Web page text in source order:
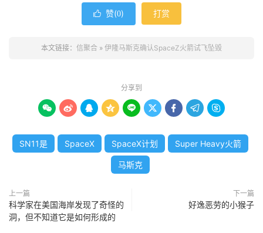
 赞(0) 打赏
本文链接： 信聚合 » 伊隆马斯克确认SpaceZ火箭试飞坠毁
分享到
        
SN11是 SpaceX SpaceX计划 Super Heavy火箭
马斯克
上一篇
科学家在美国海岸发现了奇怪的
洞，但不知道它是如何形成的
下一篇
好逸恶劳的小猴子